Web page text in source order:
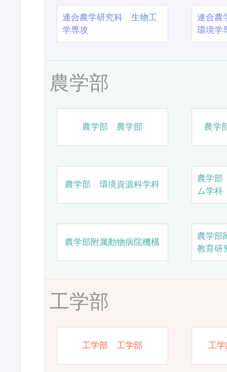
連合農学研究科 生物工
学専攻
連合農
環境学
農学部
農学部 農学部 農学
農学部 環境資源科学科
農学
ム学科
農学部附属動物病院機構
農学部
教育研
工学部
工学部 工学部 工